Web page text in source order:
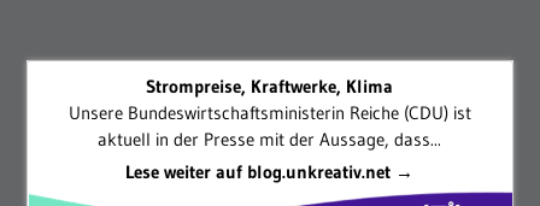
Strompreise, Kraftwerke, Klima
Unsere Bundeswirtschaftsministerin Reiche (CDU) ist
aktuell in der Presse mit der Aussage, dass...
Lese weiter auf blog.unkreativ.net →